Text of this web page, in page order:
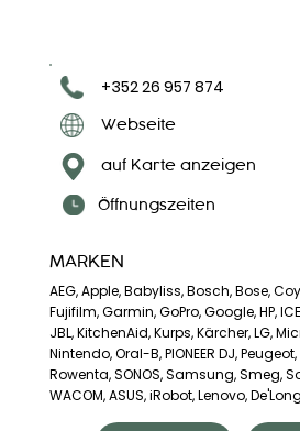
+352 26 957 874
Webseite
auf Karte anzeigen
Öffnungszeiten
MARKEN
AEG, Apple, Babyliss, Bosch, Bose,
Fujifilm, Garmin, GoPro, Google, HP,
JBL, KitchenAid, Kurps, Kärcher, LG,
Nintendo, Oral-B, PIONEER DJ,
Rowenta, SONOS, Samsung, Smeg,
WACOM, ASUS, iRobot, Lenovo,